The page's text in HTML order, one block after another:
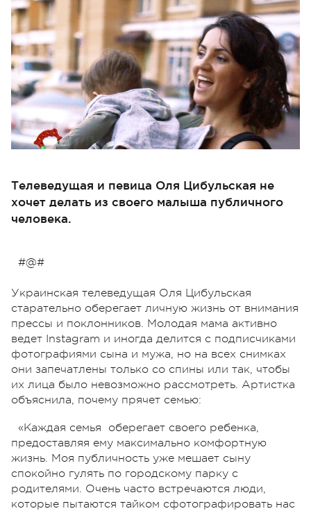
Телеведущая и певица Оля Цибульская не
хочет делать из своего малыша публичного
человека.
#@#
Украинская телеведущая Оля Цибульская
старательно оберегает личную жизнь от внимания
прессы и поклонников. Молодая мама активно
ведет Instagram и иногда делится с подписчиками
фотографиями сына и мужа, но на всех снимках
они запечатлены только со спины или так, чтобы
их лица было невозможно рассмотреть. Артистка
объяснила, почему прячет семью:
«Каждая семья оберегает своего ребенка,
предоставляя ему максимально комфортную
жизнь. Моя публичность уже мешает сыну
спокойно гулять по городскому парку с
родителями. Очень часто встречаются люди,
которые пытаются тайком сфотографировать нас